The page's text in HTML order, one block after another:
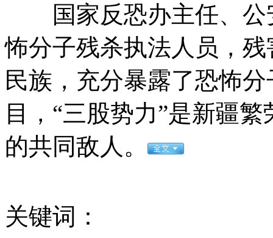
女孩北京地铁殴打老人 痛下狠手拳打脚踢
无痛分娩是否安全 医生回应
外交部：反对强权政治霸凌主义
外交部：有关国家言论片面不公正
安徽一实载49人客车翻车
国家反恐办主任、公
怖分子残杀执法人员，
民族，充分暴露了恐怖
目，“三股势力”是新疆
的共同敌人。
关键词：